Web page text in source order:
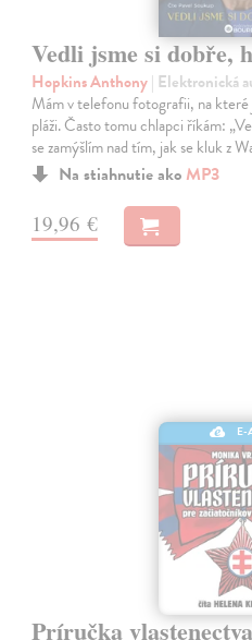
Vedli jsme si dobře,
Hopkins Anthony| Elektronická
Mám v telefonu fotografii, na které
pláži. Často tomu chlapci říkám:
se zamýšlím nad tím, jak se kluk z
Na stiahnutie ako MP3
19,96 €
E-
Príručka